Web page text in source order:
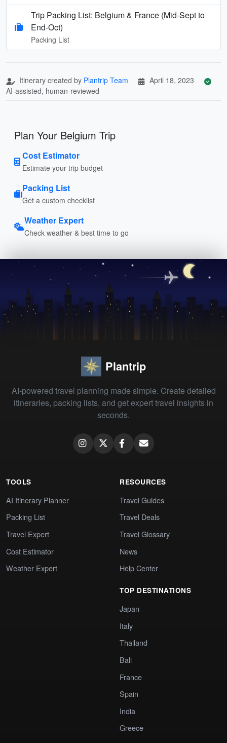
Trip Packing List: Belgium & France (Mid-Sept to
End-Oct)
Packing List
Itinerary created by Plantrip Team
April 18, 2023
AI-assisted, human-reviewed
Plan Your Belgium Trip
Cost Estimator
Estimate your trip budget
Packing List
Get a custom checklist
Weather Expert
Check weather & best time to go
Plantrip
AI-powered travel planning made simple. Create detailed
itineraries, packing lists, and get expert travel insights in
seconds.
TOOLS
AI Itinerary Planner
Packing List
Travel Expert
Cost Estimator
Weather Expert
RESOURCES
Travel Guides
Travel Deals
Travel Glossary
News
Help Center
TOP DESTINATIONS
Japan
Italy
Thailand
Bali
France
Spain
India
Greece